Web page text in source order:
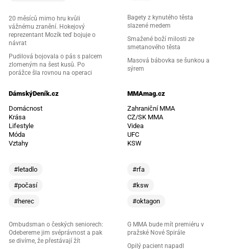
20 měsíců mimo hru kvůli
vážnému zranění. Hokejový
reprezentant Mozík teď bojuje o
návrat
Pudilová bojovala o pás s palcem
zlomeným na šest kusů. Po
porážce šla rovnou na operaci
Bagety z kynutého těsta
slazené medem
Smažené boží milosti ze
smetanového těsta
Masová bábovka se šunkou a
sýrem
DámskýDeník.cz
Domácnost
Krása
Lifestyle
Móda
Vztahy
#letadlo
#počasí
#herec
Ombudsman o českých seniorech:
Odebereme jim svéprávnost a pak
se divíme, že přestávají žít
MMAmag.cz
Zahraniční MMA
CZ/SK MMA
Videa
UFC
KSW
#rfa
#ksw
#oktagon
G MMA bude mít premiéru v
pražské Nové Spirále
Opilý pacient napadl